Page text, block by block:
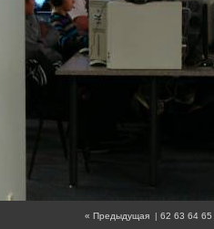
« Предыдущая| 62 63 64 65